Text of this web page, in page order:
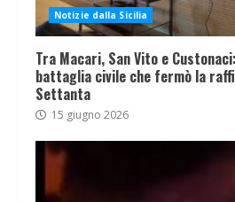
Notizie dalla Sicilia
Tra Macari, San Vito e
battaglia civile che fermò la
Settanta
15 giugno 2026